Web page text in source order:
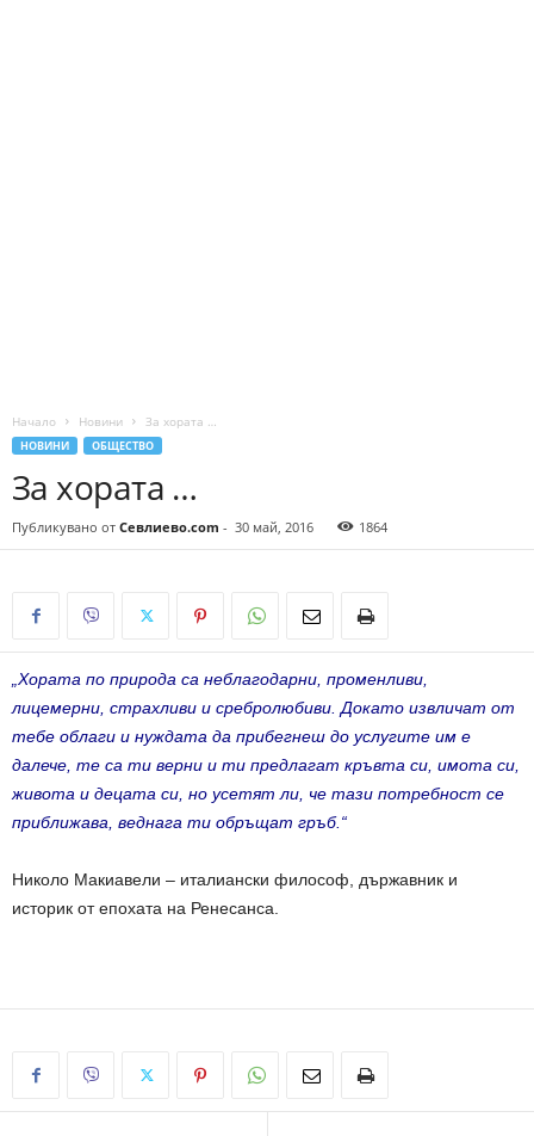
Начало Новини За хората …
НОВИНИ ОБЩЕСТВО
За хората …
Публикувано от Севлиево.com - 30 май, 2016 1864
„Хората по природа са неблагодарни, променливи,
лицемерни, страхливи и сребролюбиви. Докато извличат от
тебе облаги и нуждата да прибегнеш до услугите им е
далече, те са ти верни и ти предлагат кръвта си, имота си,
живота и децата си, но усетят ли, че тази потребност се
приближава, веднага ти обръщат гръб.“
Николо Макиавели – италиански философ, държавник и
историк от епохата на Ренесанса.